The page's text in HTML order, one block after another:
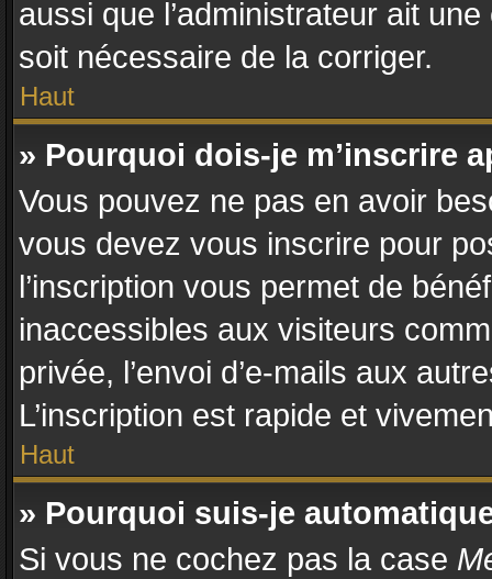
aussi que l’administrateur ait
soit nécessaire de la corriger.
Haut
» Pourquoi dois-je m’inscrire
Vous pouvez ne pas en avoir
vous devez vous inscrire pour
l’inscription vous permet de
inaccessibles aux visiteurs
privée, l’envoi d’e-mails aux
L’inscription est rapide et
Haut
» Pourquoi suis-je
Si vous ne cochez pas la case